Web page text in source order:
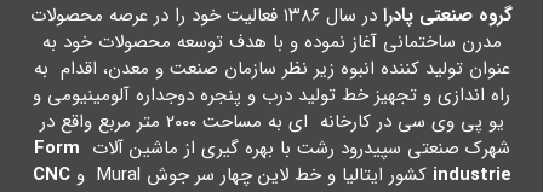
گروه صنعتی پادرا
در سال ۱۳۸۶ فعالیت خود را در عرصه محصولات
مدرن ساختمانی آغاز نموده و با هدف توسعه محصولات خود به
عنوان تولید کننده انبوه زیر نظر سازمان صنعت و معدن، اقدام به
راه اندازي و تجهیز خط تولید درب و پنجره دوجداره آلومینیومی و
یو پی وي سی در کارخانه اي به مساحت ۲۰۰۰ متر مربع واقع در
شهرك صنعتی سپیدرود رشت با بهره گیري از ماشین آلات Form
industrie کشور ایتالیا و خط لاین چهار سر جوش Mural و
CNC